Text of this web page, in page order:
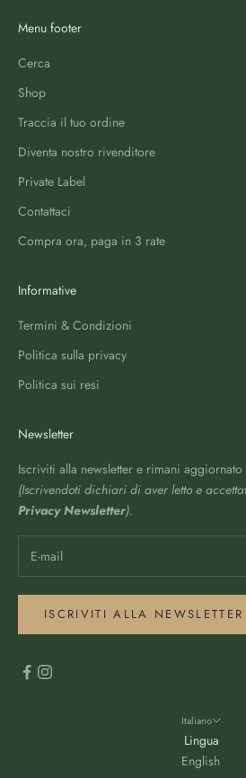
Menu footer
Cerca
Shop
Traccia il tuo ordine
Diventa nostro rivenditore
Private Label
Contattaci
Compra ora, paga in 3 rate
Informative
Termini & Condizioni
Politica sulla privacy
Politica sui resi
Newsletter
Iscriviti alla newsletter e rimani
(Iscrivendoti dichiari di aver letto e
Privacy Newsletter).
ISCRIVITI ALLA NEWSLETTER
Italiano
Lingua
English